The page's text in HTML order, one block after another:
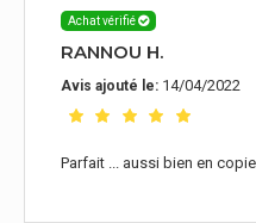
Achat vérifié
RANNOU H.
Avis ajouté le: 14/04/2022
Parfait ... aussi bien en